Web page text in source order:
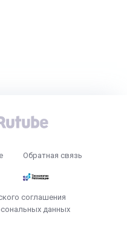
Обратная связь
соглашения
данных